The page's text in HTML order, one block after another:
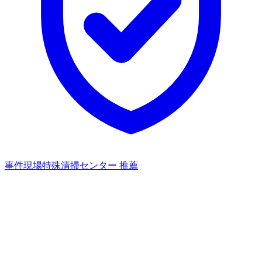
事件現場特殊清掃センター 推薦